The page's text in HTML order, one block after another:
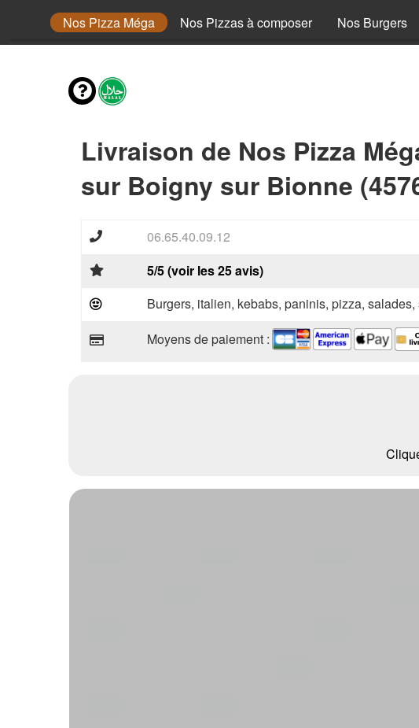
Nos Pizza Méga Nos Pizzas à composer Nos Burgers
Livraison de Nos Pizza
sur Boigny sur Bionne
06.65.40.09.12
5/5 (voir les 25 avis)
Burgers, italien, kebabs, paninis, pizza,
Moyens de paiement :